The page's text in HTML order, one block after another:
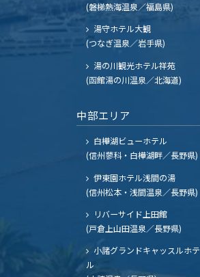
(磐梯熱海温泉／福島県)
湯守ホテル大観
(つなぎ温泉／岩手県)
湯の川観光ホテル祥苑
(函館湯の川温泉／北海道)
中部エリア
白樺湖ビューホテル
(信州蓼科・白樺湖畔／長野県)
伊東園ホテル浅間の湯
(信州松本・浅間温泉／長野県)
リバーサイド上田館
(戸倉上山田温泉／長野県)
小諸グランドキャッスルホテ
ル